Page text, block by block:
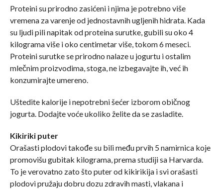
Proteini su prirodno zasićeni i njima je potrebno više
vremena za varenje od jednostavnih ugljenih hidrata. Kada
su ljudi pili napitak od proteina surutke, gubili su oko 4
kilograma više i oko centimetar više, tokom 6 meseci.
Proteini surutke se prirodno nalaze u jogurtu i ostalim
mlečnim proizvodima, stoga, ne izbegavajte ih, već ih
konzumirajte umereno.
Uštedite kalorije i nepotrebni šećer izborom običnog
jogurta. Dodajte voće ukoliko želite da se zasladite.
Kikiriki puter
Orašasti plodovi takođe su bili među prvih 5 namirnica koje
promovišu gubitak kilograma, prema studiji sa Harvarda.
To je verovatno zato što puter od kikirikija i svi orašasti
plodovi pružaju dobru dozu zdravih masti, vlakana i